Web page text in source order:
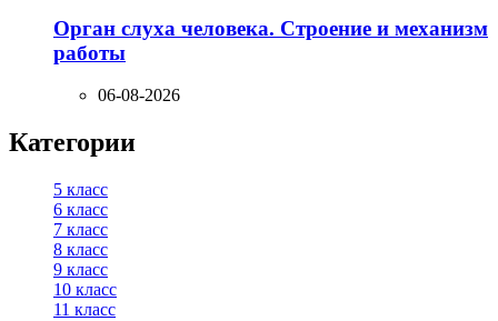
Орган слуха человека. Строение и механизм
работы
06-08-2026
Категории
5 класс
6 класс
7 класс
8 класс
9 класс
10 класс
11 класс